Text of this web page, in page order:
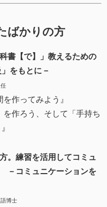
ばかりの方
書【で】」教えるための
をもとに－
作ってみよう』
作ろう、そして「手持ち
。練習を活用してコミュ
－コミュニケーションを
博士